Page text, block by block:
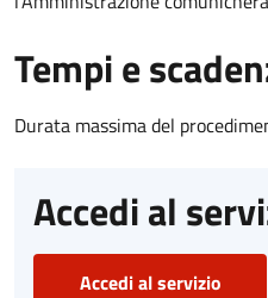
Tempi e
Durata massima del
Accedi al
Accedi al servizio